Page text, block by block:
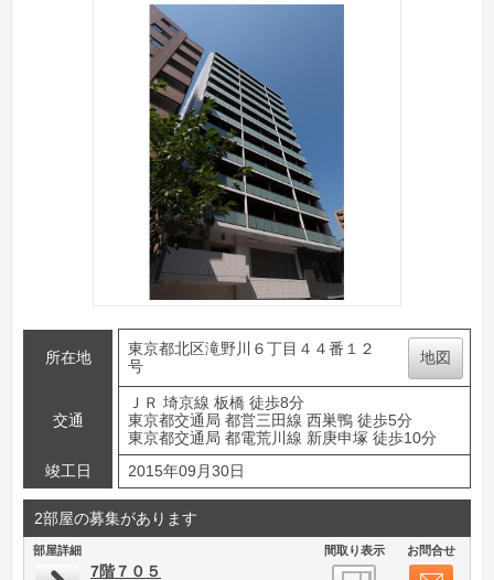
所在地
東京都北区滝野川６丁目４４番１２
号
地図
交通
ＪＲ 埼京線 板橋 徒歩8分
東京都交通局 都営三田線 西巣鴨 徒歩5分
東京都交通局 都電荒川線 新庚申塚 徒歩10分
竣工日
2015年09月30日
2部屋の募集があります
部屋詳細 間取り表示 お問合せ
7階７０５